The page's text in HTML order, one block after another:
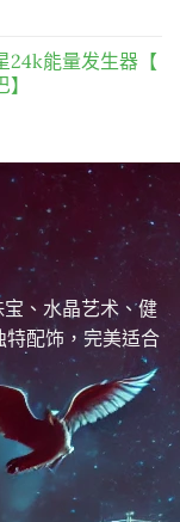
24k能量发生器【
、水晶艺术、健
特配饰，完美适合